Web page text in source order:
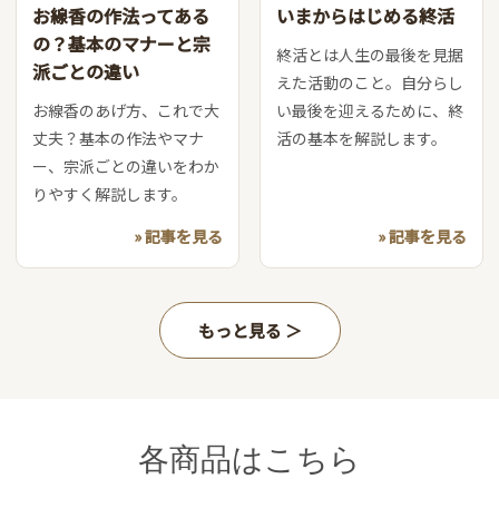
お線香の作法ってある
の？基本のマナーと宗
派ごとの違い
お線香のあげ方、これで大
丈夫？基本の作法やマナ
ー、宗派ごとの違いをわか
りやすく解説します。
» 記事を見る
いまからはじめる終活
終活とは人生の最後を見据
えた活動のこと。自分らし
い最後を迎えるために、終
活の基本を解説します。
» 記事を見る
もっと見る
各商品はこちら